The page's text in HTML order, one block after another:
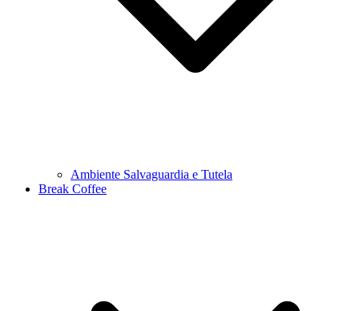
Ambiente Salvaguardia e Tutela
Break Coffee